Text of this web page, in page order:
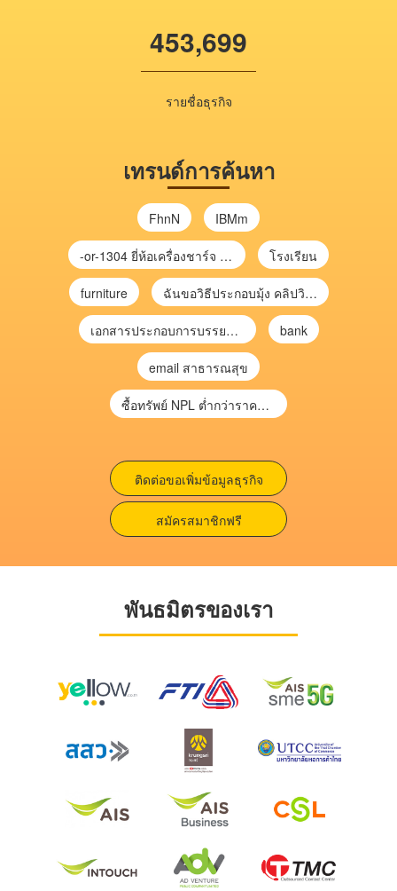
453,699
รายชื่อธุรกิจ
เทรนด์การค้นหา
FhnN IBMm
-or-1304 ยี่ห้อเครื่องชาร์จ chargecore โรงเรียน
furniture ฉันขอวิธีประกอบมุ้ง คลิปวิดีโอ การประกอบมุ้ง
เอกสารประกอบการบรรยาย การประเมินความเสี่ยงเพื่อวางแผนการตรวจสอบ \ bank
email สาธารณสุข
ซื้อทรัพย์ NPL ต่ำกว่าราคาตลาด 30-70% แบบไม่ต้องไปประมูล”
ติดต่อขอเพิ่มข้อมูลธุรกิจ
สมัครสมาชิกฟรี
พันธมิตรของเรา